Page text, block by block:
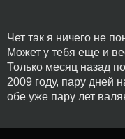
Чет так я ничего не
Может у тебя еще и
Только месяц назад
2009 году, пару дней
обе уже пару лет